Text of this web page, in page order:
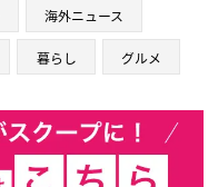
海外ニュース
暮らし グルメ